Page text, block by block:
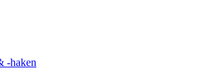
-haken